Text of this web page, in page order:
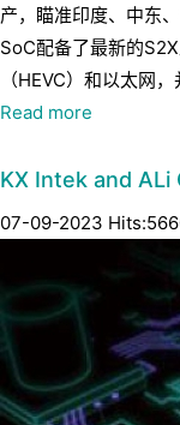
产，瞄准印度、中东
SoC配备了最新的
（HEVC）和以太网
Read more
KX Intek and
07-09-2023